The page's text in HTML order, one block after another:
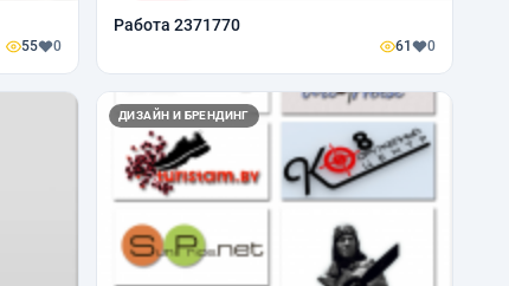
55 0
Работа 2371770
61 0
ДИЗАЙН И БРЕНДИНГ